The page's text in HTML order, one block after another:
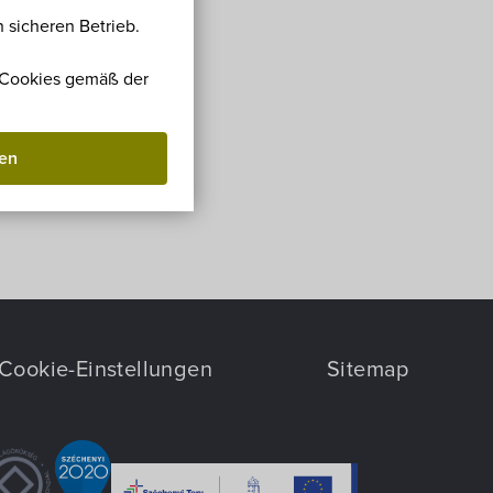
sicheren Betrieb.
gemäß der
Einstellungen Sitemap